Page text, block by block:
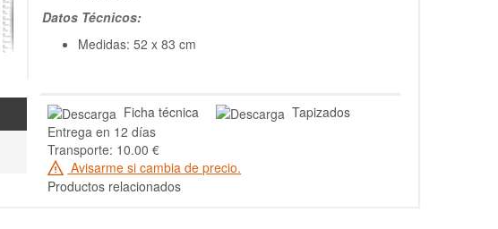
Datos Técnicos:
Medidas: 52 x 83 cm
Ficha técnica
Tapizados
Entrega en 12 días
Transporte: 10.00 €
Avisarme si cambia de precio.
Productos relacionados